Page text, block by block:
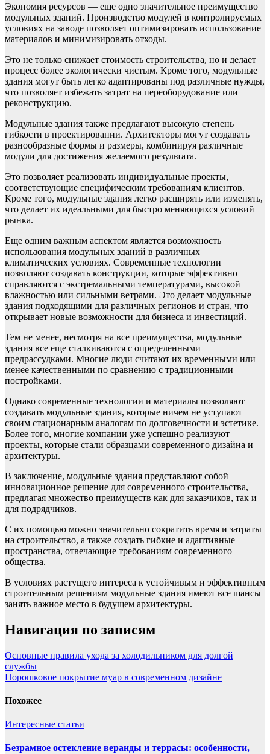
Экономия ресурсов — еще одно значительное преимущество
модульных зданий. Производство модулей в контролируемых
условиях на заводе позволяет оптимизировать использование
материалов и минимизировать отходы.
Это не только снижает стоимость строительства, но и делает
процесс более экологически чистым. Кроме того, модульные
здания могут быть легко адаптированы под различные нужды,
что позволяет избежать затрат на переоборудование или
реконструкцию.
Модульные здания также предлагают высокую степень
гибкости в проектировании. Архитекторы могут создавать
разнообразные формы и размеры, комбинируя различные
модули для достижения желаемого результата.
Это позволяет реализовать индивидуальные проекты,
соответствующие специфическим требованиям клиентов.
Кроме того, модульные здания легко расширять или изменять,
что делает их идеальными для быстро меняющихся условий
рынка.
Еще одним важным аспектом является возможность
использования модульных зданий в различных
климатических условиях. Современные технологии
позволяют создавать конструкции, которые эффективно
справляются с экстремальными температурами, высокой
влажностью или сильными ветрами. Это делает модульные
здания подходящими для различных регионов и стран, что
открывает новые возможности для бизнеса и инвестиций.
Тем не менее, несмотря на все преимущества, модульные
здания все еще сталкиваются с определенными
предрассудками. Многие люди считают их временными или
менее качественными по сравнению с традиционными
постройками.
Однако современные технологии и материалы позволяют
создавать модульные здания, которые ничем не уступают
своим стационарным аналогам по долговечности и эстетике.
Более того, многие компании уже успешно реализуют
проекты, которые стали образцами современного дизайна и
архитектуры.
В заключение, модульные здания представляют собой
инновационное решение для современного строительства,
предлагая множество преимуществ как для заказчиков, так и
для подрядчиков.
С их помощью можно значительно сократить время и затраты
на строительство, а также создать гибкие и адаптивные
пространства, отвечающие требованиям современного
общества.
В условиях растущего интереса к устойчивым и эффективным
строительным решениям модульные здания имеют все шансы
занять важное место в будущем архитектуры.
Навигация по записям
Основные правила ухода за холодильником для долгой
службы
Порошковое покрытие муар в современном дизайне
Похожее
Интересные статьи
Безрамное остекление веранды и террасы: особенности,